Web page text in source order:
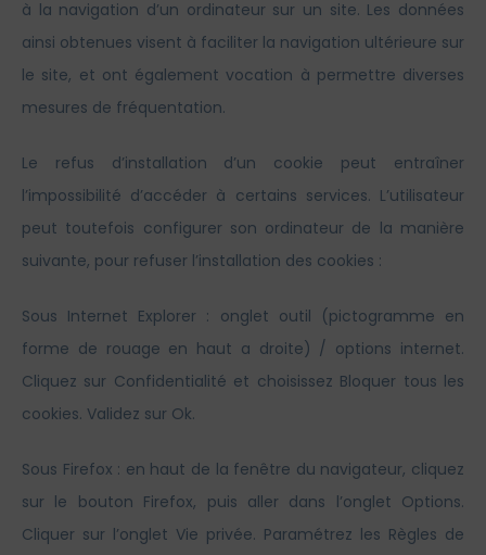
à la navigation d’un ordinateur sur un site. Les données
ainsi obtenues visent à faciliter la navigation ultérieure sur
le site, et ont également vocation à permettre diverses
mesures de fréquentation.
Le refus d’installation d’un cookie peut entraîner
l’impossibilité d’accéder à certains services. L’utilisateur
peut toutefois configurer son ordinateur de la manière
suivante, pour refuser l’installation des cookies :
Sous Internet Explorer : onglet outil (pictogramme en
forme de rouage en haut a droite) / options internet.
Cliquez sur Confidentialité et choisissez Bloquer tous les
cookies. Validez sur Ok.
Sous Firefox : en haut de la fenêtre du navigateur, cliquez
sur le bouton Firefox, puis aller dans l’onglet Options.
Cliquer sur l’onglet Vie privée. Paramétrez les Règles de